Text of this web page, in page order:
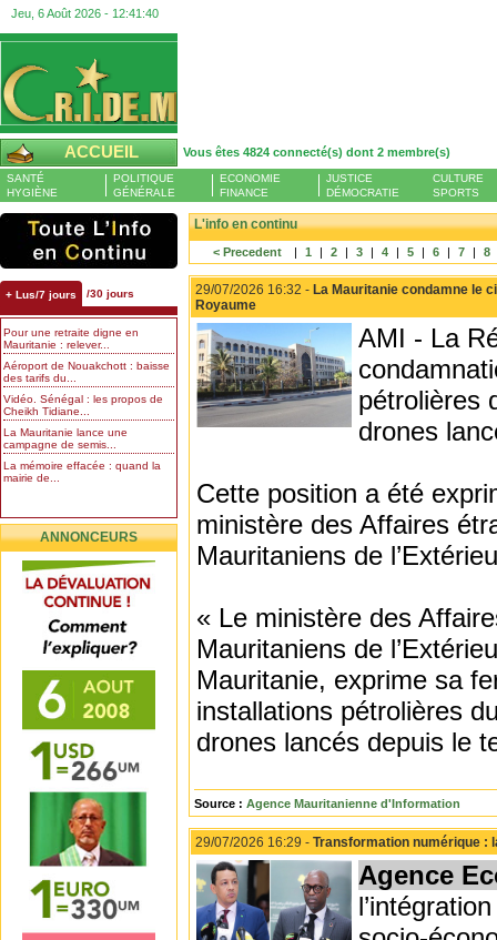
Jeu, 6 Août 2026 - 12:41:41
ACCUEIL Vous êtes 4824 connecté(s) dont 2 membre(s)
SANTÉ
HYGIÈNE
POLITIQUE
GÉNÉRALE
ECONOMIE
FINANCE
JUSTICE
DÉMOCRATIE
CULTURE
SPORTS
+ Lus/7 jours /30 jours
Pour une retraite digne en
Mauritanie : relever...
Aéroport de Nouakchott : baisse
des tarifs du...
Vidéo. Sénégal : les propos de
Cheikh Tidiane...
La Mauritanie lance une
campagne de semis...
La mémoire effacée : quand la
mairie de...
ANNONCEURS
L'info en continu
< Precedent | 1 | 2 | 3 | 4 | 5 | 6 | 7 | 8
29/07/2026 16:32 - La Mauritanie condamne le
Royaume
AMI - La
pétrolières
drones
Cette position a été
ministère des Affaires
Mauritaniens de
« Le ministère des
Mauritaniens de
Mauritanie, exprime sa
installations pétrolières
drones lancés depuis le
Source : Agence Mauritanienne d'Information
29/07/2026 16:29 - Transformation numérique :
Agence